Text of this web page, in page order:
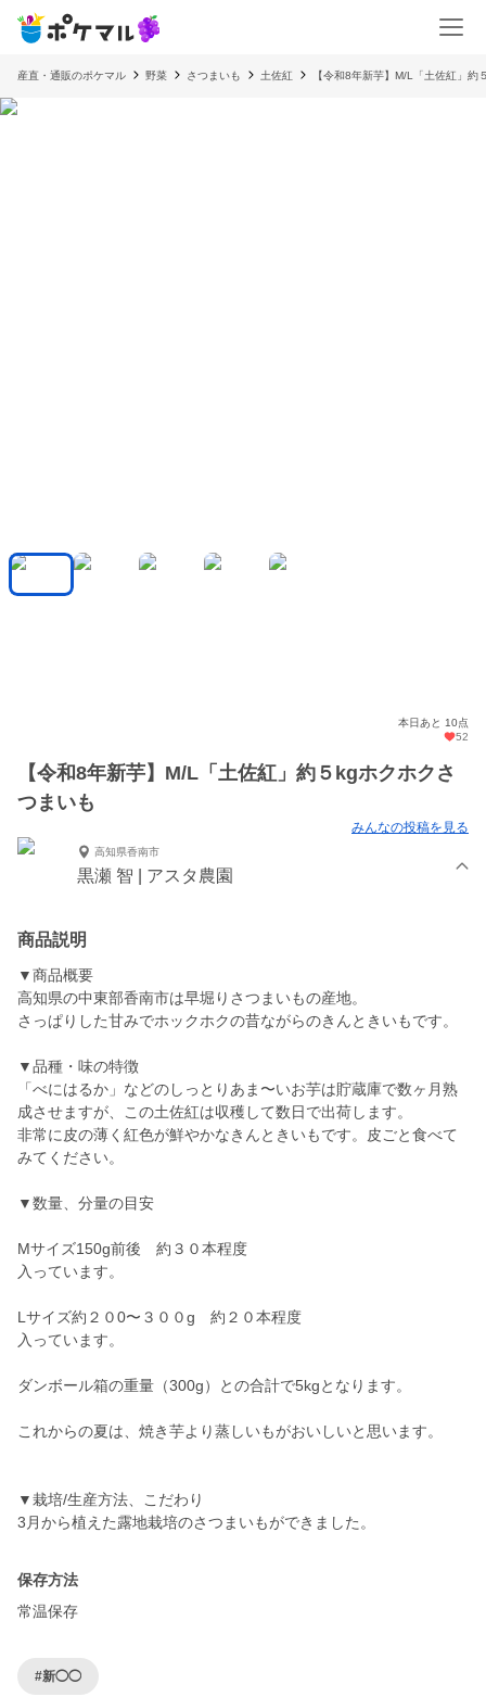
産直・通販のポケマル 野菜 さつまいも 土佐紅 【令和8年新芋】M/L「土佐紅」約
本日あと 10点
52
【令和8年新芋】M/L「土佐紅」約５kgホクホクさ
つまいも
みんなの投稿を見る
高知県香南市
黒瀬 智 | アスタ農園
商品説明
▼商品概要
高知県の中東部香南市は早堀りさつまいもの産地。
さっぱりした甘みでホックホクの昔ながらのきんときいもです。
▼品種・味の特徴
「べにはるか」などのしっとりあま〜いお芋は貯蔵庫で数ヶ月熟
成させますが、この土佐紅は収穫して数日で出荷します。
非常に皮の薄く紅色が鮮やかなきんときいもです。皮ごと食べて
みてください。
▼数量、分量の目安
Mサイズ150g前後 約３０本程度
入っています。
Lサイズ約２０0〜３００g 約２０本程度
入っています。
ダンボール箱の重量（300g）との合計で5kgとなります。
これからの夏は、焼き芋より蒸しいもがおいしいと思います。
▼栽培/生産方法、こだわり
3月から植えた露地栽培のさつまいもができました。
保存方法
常温保存
#新◯◯